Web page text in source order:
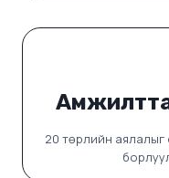
20 төрлийн